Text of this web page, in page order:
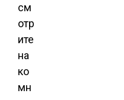
см
отр
ите
на
ко
мн